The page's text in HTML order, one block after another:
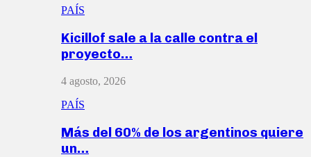
PAÍS
Kicillof sale a la calle contra el
proyecto…
4 agosto, 2026
PAÍS
Más del 60% de los argentinos quiere
un…